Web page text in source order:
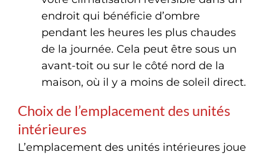
endroit qui bénéficie d’ombre
pendant les heures les plus chaudes
de la journée. Cela peut être sous un
avant-toit ou sur le côté nord de la
maison, où il y a moins de soleil direct.
Choix de l’emplacement des unités
intérieures
L’emplacement des unités intérieures joue